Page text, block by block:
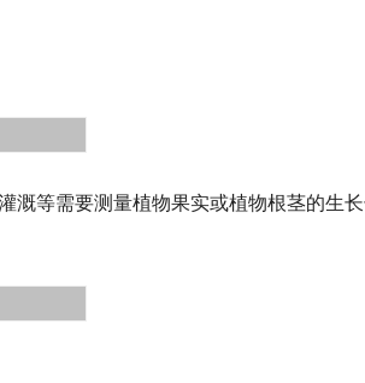
溉等需要测量植物果实或植物根茎的生